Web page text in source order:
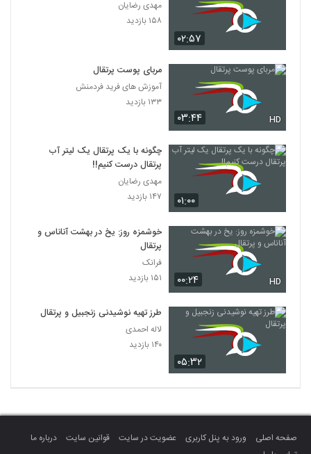
۰۲:۵۷
مهدی رضایان
۱۵۸ بازدید
۰۳:۴۴ HD
مربای پوست پرتقال
آموزش های فرید فردمنش
۱۳۳ بازدید
۰۱:۰۰
چگونه با یک پرتقال یک لیتر آب
پرتقال درست کنیم!!
مهدی رضایان
۱۴۷ بازدید
۰۰:۲۴ HD
خوشمزه روز: یخ در بهشت آناناس و
پرتقال
فرانک
۱۵۱ بازدید
۰۵:۳۲
طرز تهیه نوشیدنی زنجبیل و پرتقال
لاله احمدی
۱۴۰ بازدید
صفحه اصلی ورود به پنل کاربری عضویت در سایت قوانین سایت
درباره ما